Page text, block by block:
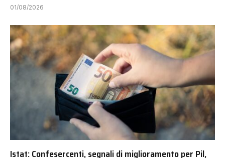
01/08/2026
Istat: Confesercenti, segnali di miglioramento per Pil,